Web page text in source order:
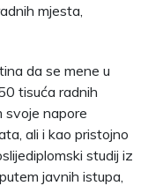
mjesta,
da se mene u
tisuća radnih
svoje napore
ali i kao pristojno
studij iz
javnih istupa,